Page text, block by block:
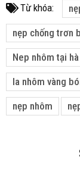
Từ khóa:
nẹp chống trơn
Nep nhôm tại
la nhôm vàng
nẹp nhôm